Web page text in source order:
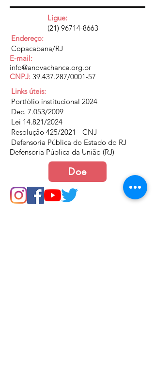
Ligue:
(21) 96714-8663
Endereço:
Copacabana/RJ
E-mail:
info@anovachance.org.br
CNPJ: 39.437.287/0001-57
Links úteis:
Portfólio institucional 2024
Dec. 7.053/2009
Lei 14.821/2024
Resolução 425/2021 - CNJ
Defensoria Pública do Estado do RJ
Defensoria Pública da União (RJ)
Doe